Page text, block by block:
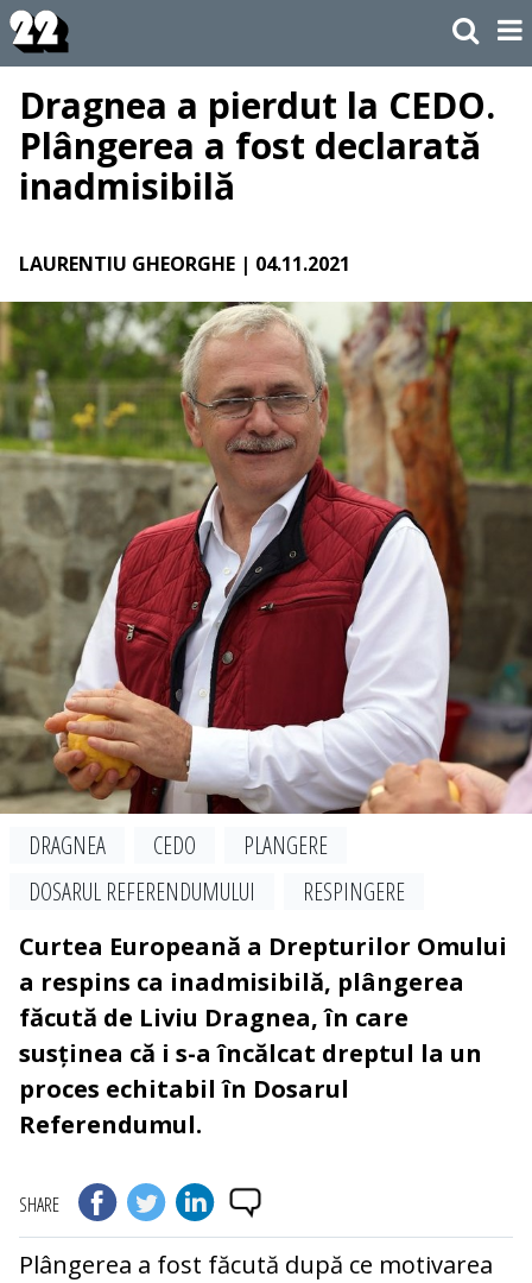
Dragnea a pierdut la CEDO.
Plângerea a fost declarată
inadmisibilă
LAURENTIU GHEORGHE | 04.11.2021
DRAGNEA CEDO
PLANGERE
DOSARUL REFERENDUMULUI
RESPINGERE
Curtea Europeană a Drepturilor Omului
a respins ca inadmisibilă, plângerea
făcută de Liviu Dragnea, în care
susținea că i s-a încălcat dreptul la un
proces echitabil în Dosarul
Referendumul.
SHARE
Plângerea a fost făcută după ce motivarea